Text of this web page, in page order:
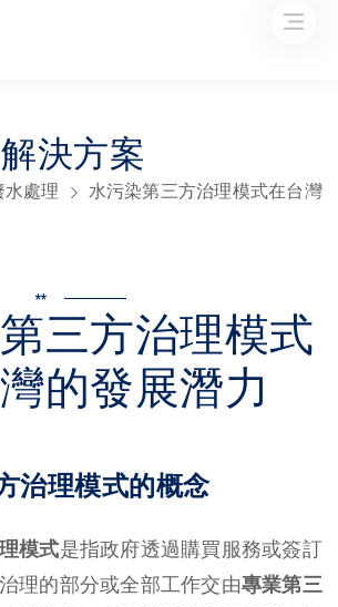
決方案
水處理
水污染第三方治理模式在台灣
**
三方治理模式
的發展潛力
治理模式的概念
模式是指政府透過購買服務或簽訂
理的部分或全部工作交由專業第三